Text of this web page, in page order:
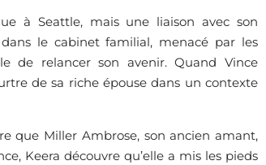
à Seattle, mais une liaison avec son
le cabinet familial, menacé par les
de relancer son avenir. Quand Vince
de sa riche épouse dans un contexte
que Miller Ambrose, son ancien amant,
Keera découvre qu’elle a mis les pieds